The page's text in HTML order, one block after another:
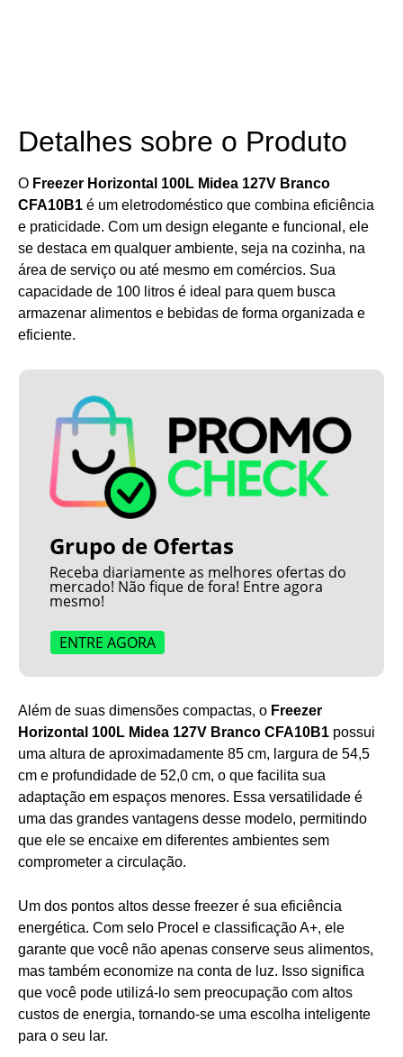
Detalhes sobre o Produto
O Freezer Horizontal 100L Midea 127V Branco
CFA10B1 é um eletrodoméstico que combina eficiência
e praticidade. Com um design elegante e funcional, ele
se destaca em qualquer ambiente, seja na cozinha, na
área de serviço ou até mesmo em comércios. Sua
capacidade de 100 litros é ideal para quem busca
armazenar alimentos e bebidas de forma organizada e
eficiente.
Grupo de Ofertas
Receba diariamente as melhores ofertas do
mercado! Não fique de fora! Entre agora
mesmo!
ENTRE AGORA
Além de suas dimensões compactas, o Freezer
Horizontal 100L Midea 127V Branco CFA10B1 possui
uma altura de aproximadamente 85 cm, largura de 54,5
cm e profundidade de 52,0 cm, o que facilita sua
adaptação em espaços menores. Essa versatilidade é
uma das grandes vantagens desse modelo, permitindo
que ele se encaixe em diferentes ambientes sem
comprometer a circulação.
Um dos pontos altos desse freezer é sua eficiência
energética. Com selo Procel e classificação A+, ele
garante que você não apenas conserve seus alimentos,
mas também economize na conta de luz. Isso significa
que você pode utilizá-lo sem preocupação com altos
custos de energia, tornando-se uma escolha inteligente
para o seu lar.